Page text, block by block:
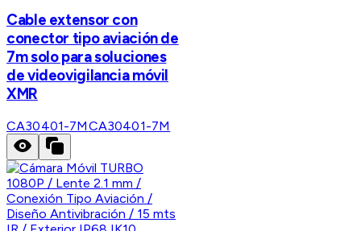
Cable extensor con
conector tipo aviación de
7m solo para soluciones
de videovigilancia móvil
XMR
CA30401-7MCA30401-7M